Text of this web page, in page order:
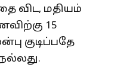
விட, மதியம்
15
குடிப்பதே